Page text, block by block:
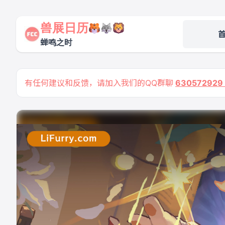
兽展日历
蝉鸣之时
有任何建议和反馈，请加入我们的QQ群聊 630572929